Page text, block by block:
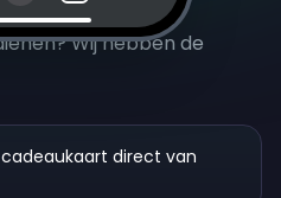
je Carrefour-
Wij hebben de
direct van